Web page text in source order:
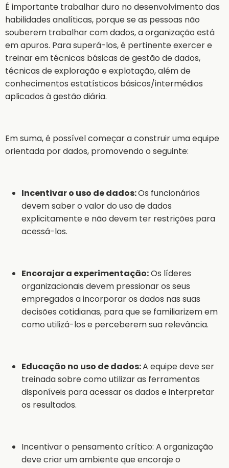
É importante trabalhar duro no desenvolvimento das
habilidades analíticas, porque se as pessoas não
souberem trabalhar com dados, a organização está
em apuros. Para superá-los, é pertinente exercer e
treinar em técnicas básicas de gestão de dados,
técnicas de exploração e explotação, além de
conhecimentos estatísticos básicos/intermédios
aplicados à gestão diária.
Em suma, é possível começar a construir uma equipe
orientada por dados, promovendo o seguinte:
Incentivar o uso de dados:Os funcionários
devem saber o valor do uso de dados
explicitamente e não devem ter restrições para
acessá-los.
Encorajar a experimentação:Os líderes
organizacionais devem pressionar os seus
empregados a incorporar os dados nas suas
decisões cotidianas, para que se familiarizem em
como utilizá-los e perceberem sua relevância.
Educação no uso de dados:A equipe deve ser
treinada sobre como utilizar as ferramentas
disponíveis para acessar os dados e interpretar
os resultados.
Incentivar o pensamento crítico: A organização
deve criar um ambiente que encoraje o